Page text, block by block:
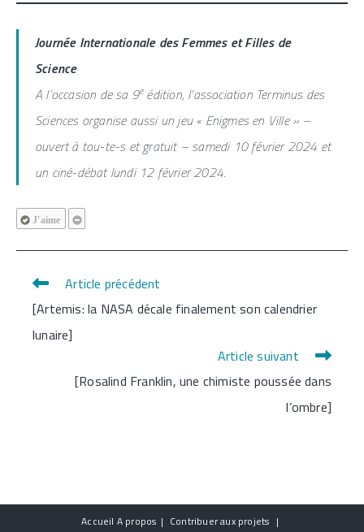
Journée Internationale des Femmes et Filles de
Science
A l’occasion de sa 9eédition, l’association Terminus des
Sciences organise aussi un jeu « Enigmes en Ville » –
ouvert à tou-te-s et gratuit – samedi 10 février 2024 et
un ciné-débat lundi 12 février 2024.
J'aime
Read
more
Article précédent
[Artemis: la NASA décale finalement son calendrier
lunaire]
Article suivant
[Rosalind Franklin, une chimiste poussée dans
l’ombre]
Accueil A propos Contribuer aux projets